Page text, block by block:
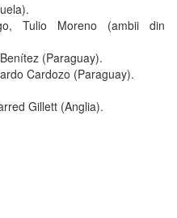
Tulio Moreno (ambii din
(Paraguay).
Cardozo (Paraguay).
Gillett (Anglia).